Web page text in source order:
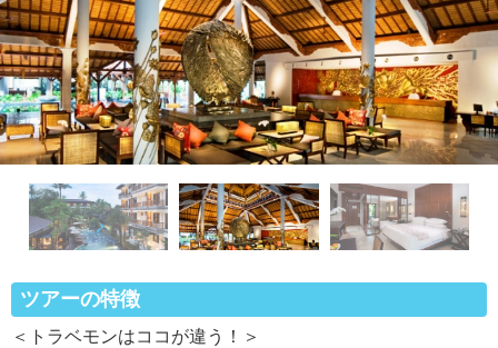
ツアーの特徴
＜トラベモンはココが違う！＞